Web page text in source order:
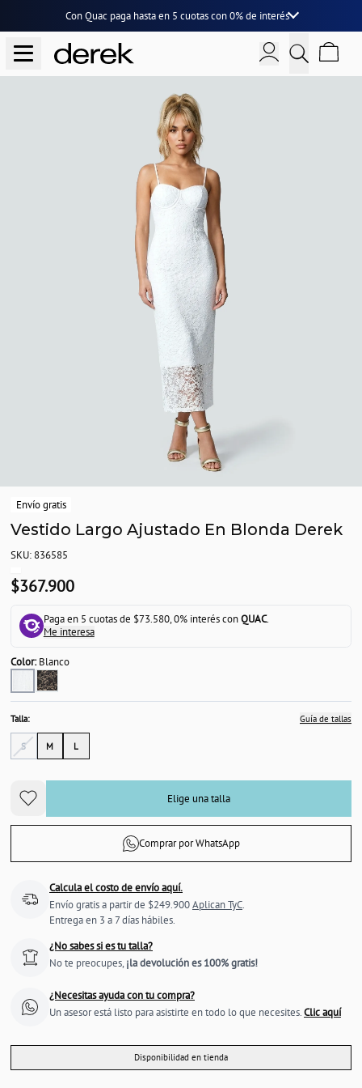
Con Quac paga hasta en 5 cuotascon0% de interés
Envío gratis
Vestido Largo Ajustado En Blonda Derek
SKU: 836585
$367.900
Paga en 5 cuotas de $73.580, 0% interés conQUAC.
Me interesa
Color:Blanco
Talla: Guía de tallas
S M L
Elige una talla
Comprar por WhatsApp
Calcula el costo de envío aquí.
Envío gratis a partir de $249.900Aplican TyC.
Entrega en 3 a 7 días hábiles.
¿No sabes si es tu talla?
No te preocupes, ¡la devolución es 100% gratis!
¿Necesitas ayuda con tu compra?
Un asesor está listo para asistirte en todo lo que necesites.Clic aquí
Disponibilidad en tienda